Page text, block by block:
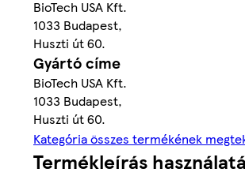
BioTech USA Kft.
1033 Budapest,
Huszti út 60.
Gyártó címe
BioTech USA Kft.
1033 Budapest,
Huszti út 60.
Kategória összes termékének
Termékleírás